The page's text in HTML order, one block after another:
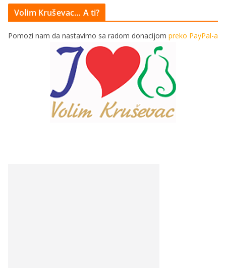
Volim Kruševac… A ti?
Pomozi nam da nastavimo sa radom donacijom preko PayPal-a